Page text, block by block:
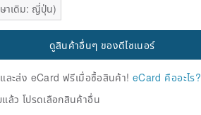
าเดิม: ญี่ปุ่น)
ดูสินค้าอื่นๆ ของดีไซเนอร์
ละส่ง eCard ฟรีเมื่อซื้อสินค้า! eCard คืออะไร?
ล้ว โปรดเลือกสินค้าอื่น